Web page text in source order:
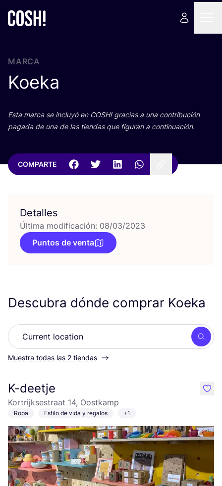
MARCA
Koeka
Esta mar­ca se inclu­yó en COSH! gra­cias a una con­tri­bu­ción
paga­da de una de las tien­das que figu­ran a continuación.
COMPARTE
Detalles
Última modificación: 08/03/2023
Puntos de venta
Descubra dónde comprar Koeka
Muestra todas las 2 tiendas
K-deetje
Kortrijksestraat 14, Oostkamp
Ropa Estilo de vida y regalos +1
like